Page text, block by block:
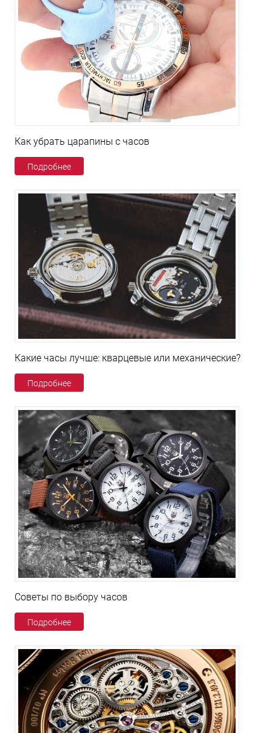
Как убрать царапины с часов
Подробнее
Какие часы лучше: кварцевые или механические?
Подробнее
Советы по выбору часов
Подробнее